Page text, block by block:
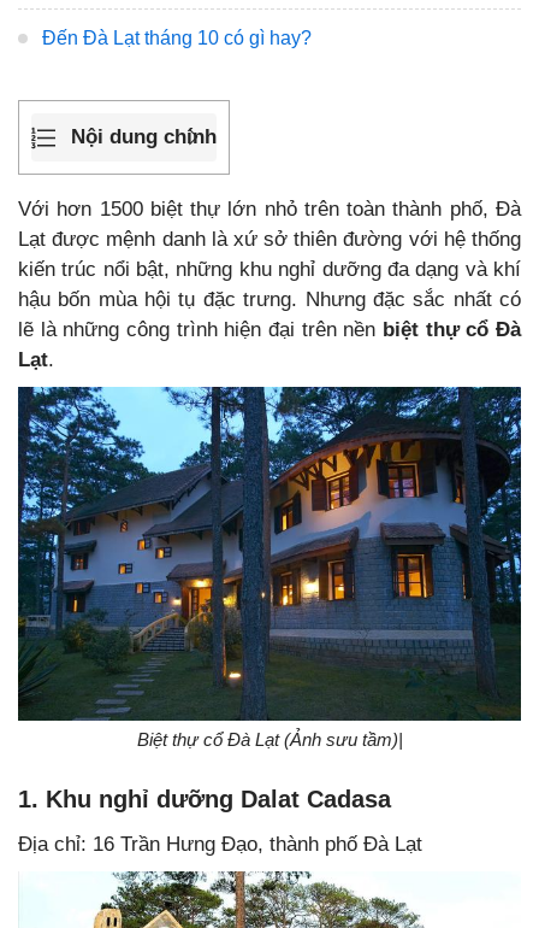
Đến Đà Lạt tháng 10 có gì hay?
Nội dung chính
Với hơn 1500 biệt thự lớn nhỏ trên toàn thành phố, Đà
Lạt được mệnh danh là xứ sở thiên đường với hệ thống
kiến trúc nổi bật, những khu nghỉ dưỡng đa dạng và khí
hậu bốn mùa hội tụ đặc trưng. Nhưng đặc sắc nhất có
lẽ là những công trình hiện đại trên nền biệt thự cổ Đà
Lạt.
Biệt thự cổ Đà Lạt (Ảnh sưu tầm)|
1. Khu nghỉ dưỡng Dalat Cadasa
Địa chỉ: 16 Trần Hưng Đạo, thành phố Đà Lạt